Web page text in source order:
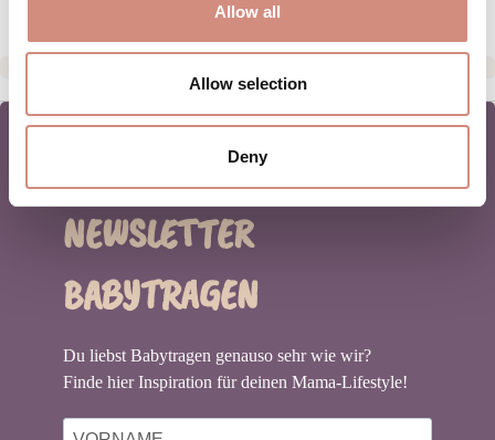
Allow all
Allow selection
Deny
NEWSLETTER
BABYTRAGEN
Du liebst Babytragen genauso sehr wie wir?
Finde hier Inspiration für deinen Mama-Lifestyle!